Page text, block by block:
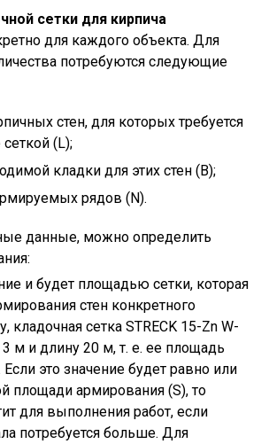
сетки для кирпича
для каждого объекта. Для
потребуются следующие
стен, для которых требуется
(L);
кладки для этих стен (B);
рядов (N).
данные, можно определить
и будет площадью сетки, которая
стен конкретного
кладочная сетка STRECK 15-Zn W-
м и длину 20 м, т. е. ее площадь
это значение будет равно или
площади армирования (S), то
для выполнения работ, если
потребуется больше. Для